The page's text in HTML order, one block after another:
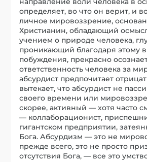
определяет, во что он верит, и
личное мировоззрение,
Христианин, обладающий
учением о природе человека,
проникающий благодаря этому
побуждения, прекрасно
ответственность человека за
абсурдист предпочитает
вытекает, что абсурдист не
своего времени или
скорее, активный — хотя часто
— коллаборационист,
гигантском предприятии,
Бога. Абсурдизм — это не
прежде всего, это не просто
отсутствия Бога, — все это